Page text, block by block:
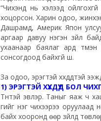
“Чихэнд нь хэлээд
хоцорсон. Харин одоо, жинхэнэ
Дашрамд, Америк Япон улсуудын
аргаар давуу нэгэн зүйл
ухаанаар баялаг ард
сонсогдоод байхгүй шүү.
За одоо, эрэгтэй хүүхдүүдтэй
1) ЭРЭГТЭЙ ХҮҮХДҮҮД БОЛ
Түүнтэй эвлэр. Таныг яаж ч
үгийг нэг чихээрээ
байх хооронд өөр зүйлд